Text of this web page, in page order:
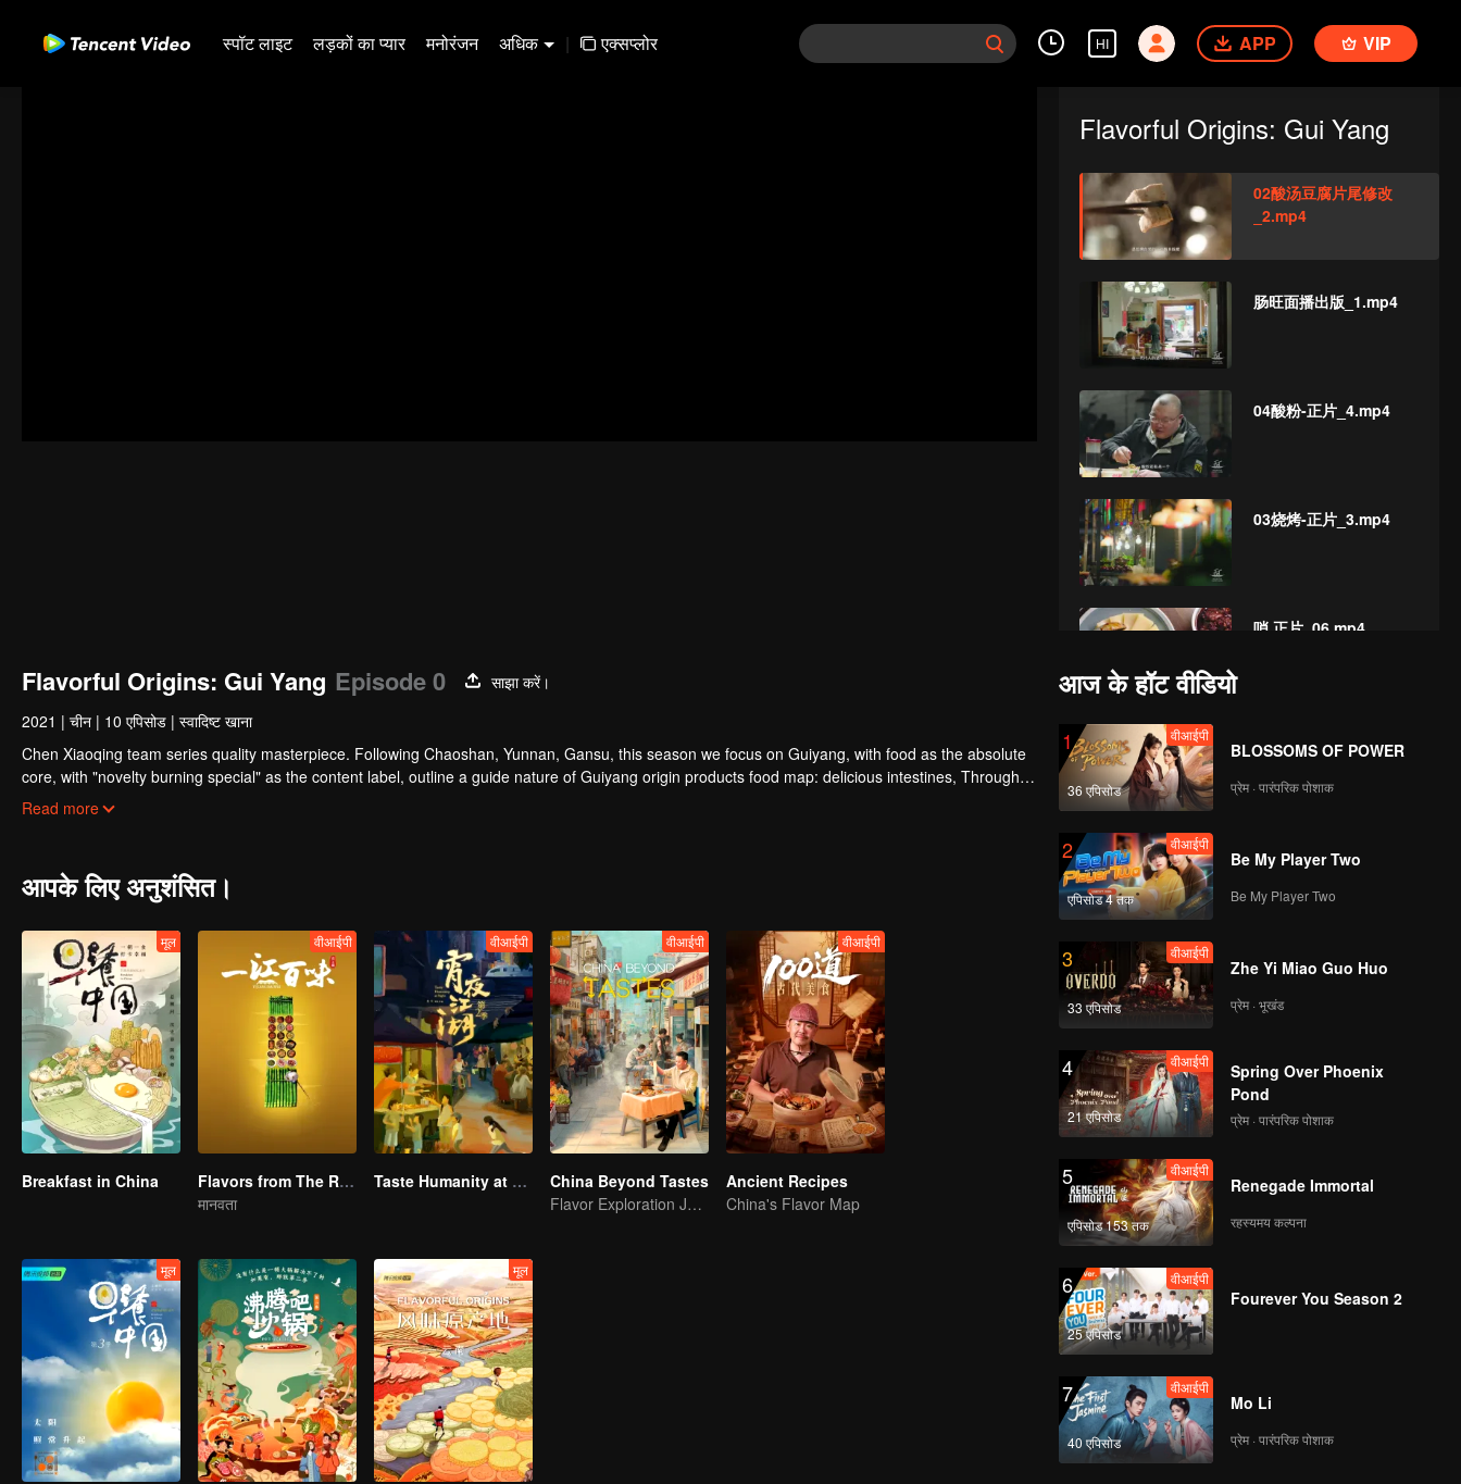
स्पॉट लाइट लड़कों का प्यार मनोरंजन अधिक | एक्सप्लोर HI APP VIP
Flavorful Origins: Gui Yang
02酸汤豆腐片尾修改
_2.mp4
肠旺面播出版_1.mp4
04酸粉-正片_4.mp4
03烧烤-正片_3.mp4
哨 正片_06.mp4
_07.mp4
怪噜-正片_10.mp4
Flavorful Origins: Gui Yang Episode 0
साझा करें।
2021 | चीन | 10 एपिसोड | स्वादिष्ट खाना
Chen Xiaoqing team series quality masterpiece. Following Chaoshan, Yunnan, Gansu, this season we focus on Guiyang, with food as the absolute
core, with "novelty burning special" as the content label, outline a guide nature of Guiyang origin products food map: delicious intestines, Through
the most extreme visual presentation, digging a deeper level of Guiyang food world, at the same time through food, also show a different kind of
Read more
आपके लिए अनुशंसित।
मूल
Breakfast in China
वीआईपी
Flavors from The River
मानवता
वीआईपी
Taste Humanity at Night S2
वीआईपी
China Beyond Tastes
Flavor Exploration Journey of Chen Xiaoqing
वीआईपी
Ancient Recipes
China's Flavor Map
मूल मूल
आज के हॉट वीडियो
1
36 एपिसोड
वीआईपी
BLOSSOMS OF POWER
प्रेम · पारंपरिक पोशाक
2
एपिसोड 4 तक
वीआईपी
Be My Player Two
Be My Player Two
3
33 एपिसोड
वीआईपी
Zhe Yi Miao Guo Huo
प्रेम · भूखंड
4
21 एपिसोड
वीआईपी
Spring Over Phoenix
Pond
प्रेम · पारंपरिक पोशाक
5
एपिसोड 153 तक
वीआईपी
Renegade Immortal
रहस्यमय कल्पना
6
25 एपिसोड
वीआईपी
Fourever You Season 2
7
40 एपिसोड
वीआईपी
Mo Li
प्रेम · पारंपरिक पोशाक